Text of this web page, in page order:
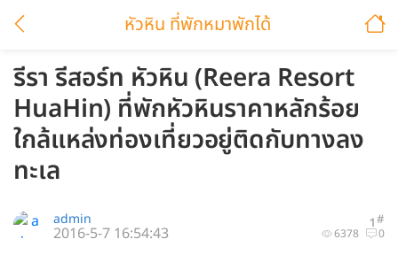
หัวหิน ที่พักหมาพักได้
รีรา รีสอร์ท หัวหิน (Reera Resort
HuaHin) ที่พักหัวหินราคาหลักร้อย
ใกล้แหล่งท่องเที่ยวอยู่ติดกับทางลง
ทะเล
1#
admin
6378 0
2016-5-7 16:54:43